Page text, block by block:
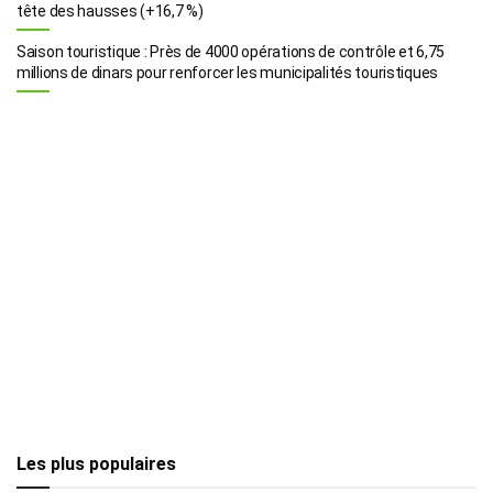
tête des hausses (+16,7 %)
Saison touristique : Près de 4000 opérations de contrôle et 6,75
millions de dinars pour renforcer les municipalités touristiques
Les plus populaires